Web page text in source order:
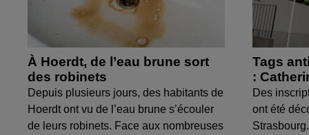
À Hoerdt, de l’eau brune sort
des robinets
Depuis plusieurs jours, des habitants de
Hoerdt ont vu de l’eau brune s’écouler
de leurs robinets. Face aux nombreuses
Tags
:
Des
ont été